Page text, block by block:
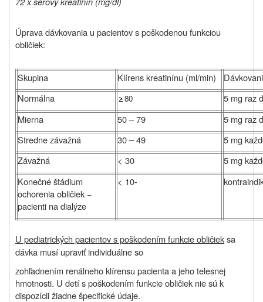
Úprava dávkovania u pacientov s poškodenou funkciou
obličiek:
Skupina Klírens kreatinínu (ml/min)
Normálna
80
5 mg raz
Mierna
50 – 79
5 mg raz
Stredne závažná
30 – 49
5 mg
Závažná
< 30
5 mg
Konečné štádium
ochorenia obličiek −
pacienti na dialýze
< 10-
U pediatrických pacientov s poškodením funkcie obličieksa
dávka musí upraviť individuálne so
zohľadnením renálneho klírensu pacienta a jeho telesnej
hmotnosti. U detí s poškodením funkcie obličiek nie sú k
dispozícii žiadne špecifické údaje.